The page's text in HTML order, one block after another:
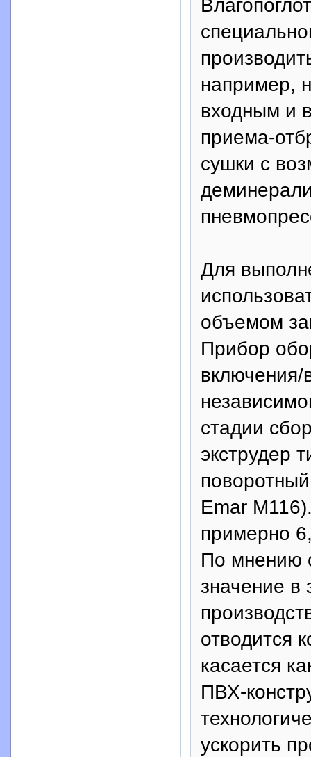
например,
входным и
приема-
сушки с
Для
объемом
Прибор
стадии
экструдер
Emar
примерно
По мнению
значение в
отводится
касается
ПВХ-
ускорить